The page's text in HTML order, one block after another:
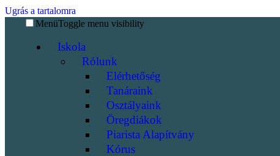
Ugrás a tartalomra
MenüToggle menu visibility
Iskola
Rólunk
Elérhetőség
Tanáraink
Osztályaink
Öregdiákok
Piarista Alapítvány
Kórus